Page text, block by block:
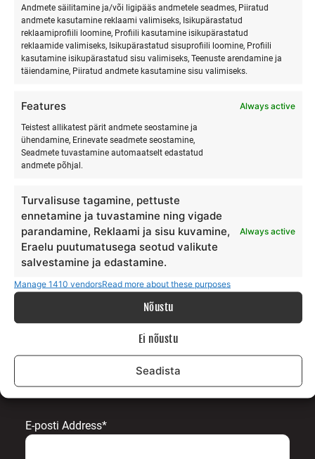
Andmete säilitamine ja/või ligipääs andmetele seadmes, Piiratud
andmete kasutamine reklaami valimiseks, Isikupärastatud
reklaamiprofiili loomine, Profiili kasutamine isikupärastatud
reklaamide valimiseks, Isikupärastatud sisuprofiili loomine, Profiili
kasutamine isikupärastatud sisu valimiseks, Teenuste arendamine ja
täiendamine, Piiratud andmete kasutamine sisu valimiseks.
Features Always active
Teistest allikatest pärit andmete seostamine ja
ühendamine, Erinevate seadmete seostamine,
Seadmete tuvastamine automaatselt edastatud
andmete põhjal.
Turvalisuse tagamine, pettuste
ennetamine ja tuvastamine ning vigade
parandamine, Reklaami ja sisu kuvamine,
Eraelu puutumatusega seotud valikute
salvestamine ja edastamine.
Always active
Manage 1410 vendorsRead more about these purposes
Nõustu
Ei nõustu
Seadista
Ranna Surfiküla
+372 566 86 766
info@surfmaster.ee
MEIST
Meie lugu
Galerii
Surfiblogi
Toetajad
Kontakt
TINGIMUSED
Andmekaitse tingimused
Teenuste ja ostu tingimused
LIITU UUDISKIRJAGA
E-posti Address*